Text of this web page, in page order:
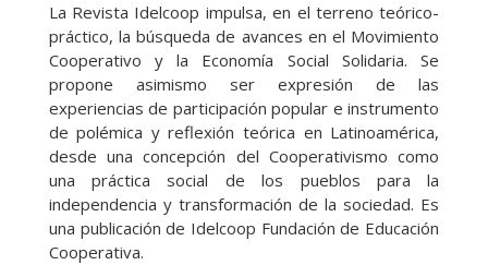
La Revista Idelcoop impulsa, en el terreno teórico-
práctico, la búsqueda de avances en el Movimiento
Cooperativo y la Economía Social Solidaria. Se
propone asimismo ser expresión de las
experiencias de participación popular e instrumento
de polémica y reflexión teórica en Latinoamérica,
desde una concepción del Cooperativismo como
una práctica social de los pueblos para la
independencia y transformación de la sociedad. Es
una publicación de Idelcoop Fundación de Educación
Cooperativa.